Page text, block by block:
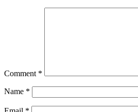
Comment *
Name *